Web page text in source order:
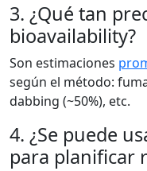
3. ¿Qué tan
bioavailability?
Son estimaciones
según el método:
dabbing (~50%), etc.
4. ¿Se puede
para planificar